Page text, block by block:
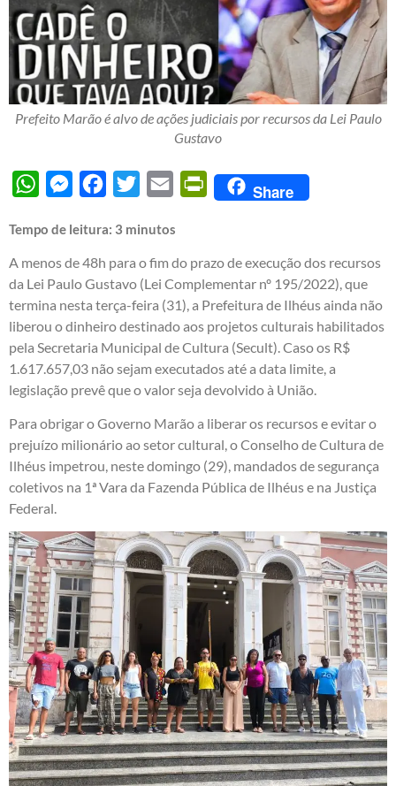
Prefeito Marão é alvo de ações judiciais por recursos da Lei Paulo
Gustavo
WhatsAppMessengerFacebook
Twitter Email PrintFriendly
Share
Tempo de leitura: 3 minutos
A menos de 48h para o fim do prazo de execução dos recursos
da Lei Paulo Gustavo (Lei Complementar nº 195/2022), que
termina nesta terça-feira (31), a Prefeitura de Ilhéus ainda não
liberou o dinheiro destinado aos projetos culturais habilitados
pela Secretaria Municipal de Cultura (Secult). Caso os R$
1.617.657,03 não sejam executados até a data limite, a
legislação prevê que o valor seja devolvido à União.
Para obrigar o Governo Marão a liberar os recursos e evitar o
prejuízo milionário ao setor cultural, o Conselho de Cultura de
Ilhéus impetrou, neste domingo (29), mandados de segurança
coletivos na 1ª Vara da Fazenda Pública de Ilhéus e na Justiça
Federal.